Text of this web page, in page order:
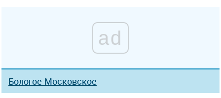
ad
Бологое-Московское